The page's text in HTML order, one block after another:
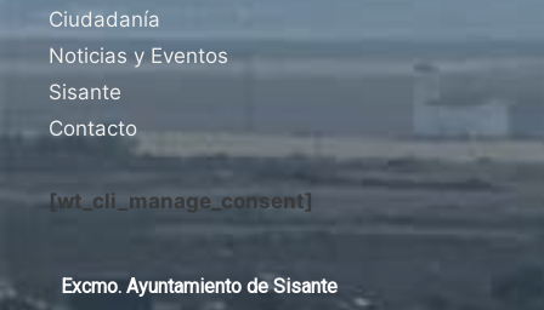
Ciudadanía
Noticias y Eventos
Sisante
Contacto
[wt_cli_manage_consent]
Excmo. Ayuntamiento de Sisante